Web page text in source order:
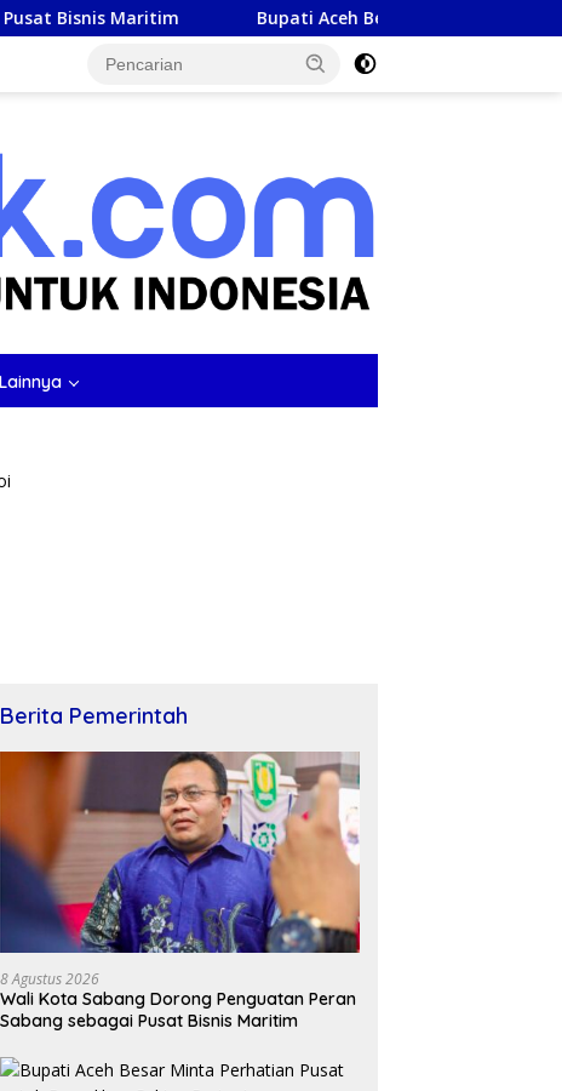
Bupati Aceh Besar Minta Perhatian Pusat untuk
Lainnya
Berita Pemerintah
8 Agustus 2026
Wali Kota Sabang Dorong Penguatan Peran
Sabang sebagai Pusat Bisnis Maritim